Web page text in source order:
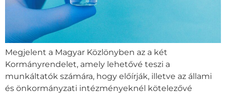
Megjelent a Magyar Közlönyben az a két
Kormányrendelet, amely lehetővé teszi a
munkáltatók számára, hogy előírják, illetve az állami
és önkormányzati intézményeknél kötelezővé